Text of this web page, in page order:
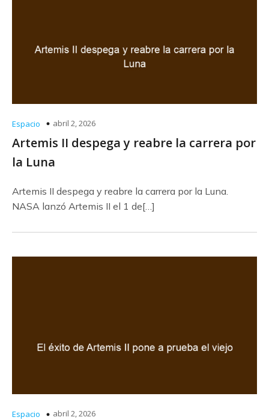
Espacio abril 2, 2026
Artemis II despega y reabre la carrera por
la Luna
Artemis II despega y reabre la carrera por la Luna.
NASA lanzó Artemis II el 1 de[…]
Espacio abril 2, 2026